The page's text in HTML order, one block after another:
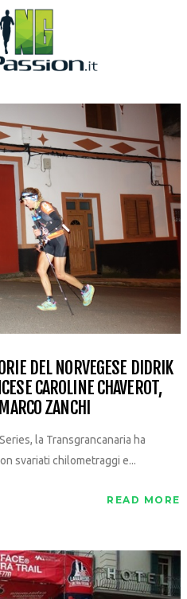
DEL NORVEGESE DIDRIK
CAROLINE CHAVEROT,
ZANCHI
la Transgrancanaria ha
svariati chilometraggi e...
READ MORE